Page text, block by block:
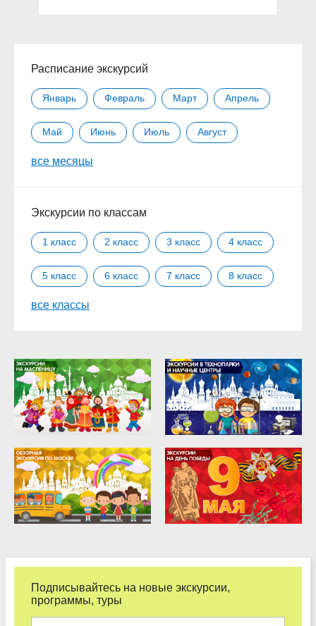
Расписание экскурсий
Январь Февраль Март Апрель
Май Июнь Июль Август
Сентябрь
все месяцы
Экскурсии по классам
1 класс 2 класс 3 класс 4 класс
5 класс 6 класс 7 класс 8 класс
9 класс
все классы
Подписывайтесь на новые экскурсии,
программы, туры